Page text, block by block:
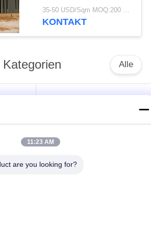
Lagerhaus mit
verzinkter
35-50 USD/Sqm MOQ:200 Quadratmeter
KONTAKT
Alle
Vorfabrizierte
11:23 AM
are you looking for?